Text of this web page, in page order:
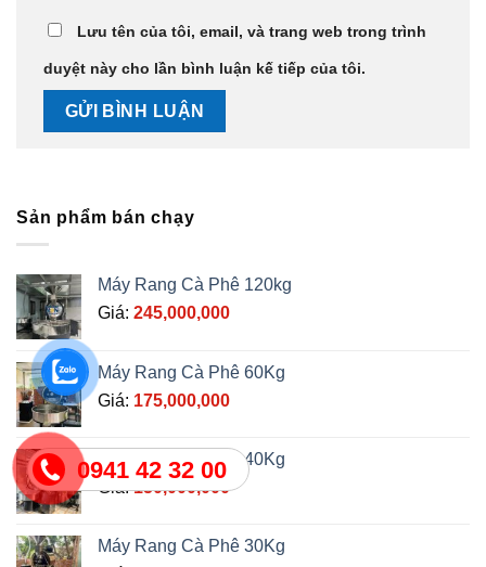
0941 42 32 00
Lưu tên của tôi, email, và trang web trong trình
duyệt này cho lần bình luận kế tiếp của tôi.
Sản phẩm bán chạy
Máy Rang Cà Phê 120kg
Giá: 245,000,000
Máy Rang Cà Phê 60Kg
Giá: 175,000,000
Máy Rang Cà Phê 40Kg
Giá:150,000,000
Máy Rang Cà Phê 30Kg